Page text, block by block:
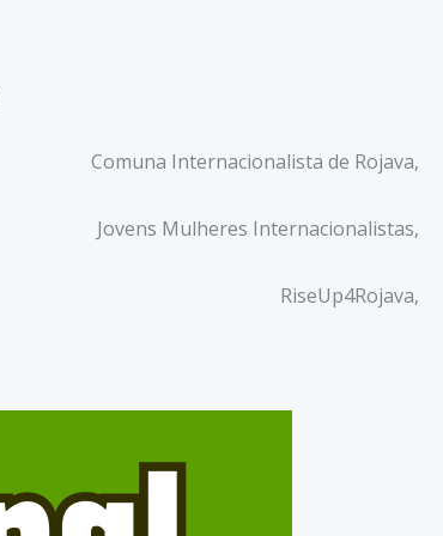
Comuna Internacionalista de Rojava,
Jovens Mulheres Internacionalistas,
RiseUp4Rojava,